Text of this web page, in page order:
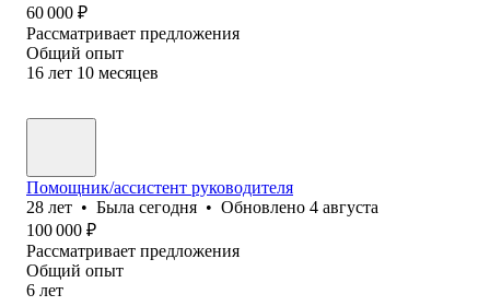
60 000 ₽
Рассматривает предложения
Общий опыт
16 лет 10 месяцев
Помощник/ассистент руководителя
28 лет • Была сегодня • Обновлено 4 августа
100 000 ₽
Рассматривает предложения
Общий опыт
6 лет